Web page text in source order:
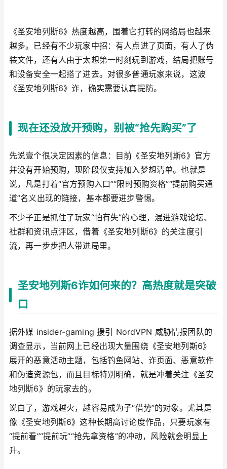
《圣安地列斯6》热度越高，围着它打转的网络局也越来
越多。已经有不少玩家中招：有人点进了页面，有人了伪
装文件，还有人由于太想第一时刻玩到游戏，结局把账号
和设备安全一起搭了进去。对很多普通玩家来说，这波
《圣安地列斯6》诈，确实需要认真提防。
现在还没放开预购，别被“抢先购买”了
先说壹个很决定因素的信息：目前《圣安地列斯6》官方
并没有开始预购，现阶段仅支持加入梦想清单。也就是
说，凡是打着“官方预购入口”“限时预购资格”“提前购买通
道”名义出现的链接，基本都要进步警惕。
不少子正是抓住了玩家“怕有失”的心理，混进游戏论坛、
社群和资讯点评区，借着《圣安地列斯6》的关注度引
流，再一步步把人带进局里。
圣安地列斯6诈如何来的？高热度就是突破
口
据外媒 insider-gaming 援引 NordVPN 威胁情报团队的
调查显示，当前网上已经出现大量围绕《圣安地列斯6》
展开的恶意活动主题，包括钓鱼网站、诈页面、恶意软件
和伪造资源包，而且目标特别明确，就是冲着关注《圣安
地列斯6》的玩家去的。
说白了，游戏越火，越容易成为子“借势”的对象。尤其是
像《圣安地列斯6》这种长期高讨论度作品，只要玩家有
“提前看”“提前玩”“抢先拿资格”的冲动，风险就会明显上
升。